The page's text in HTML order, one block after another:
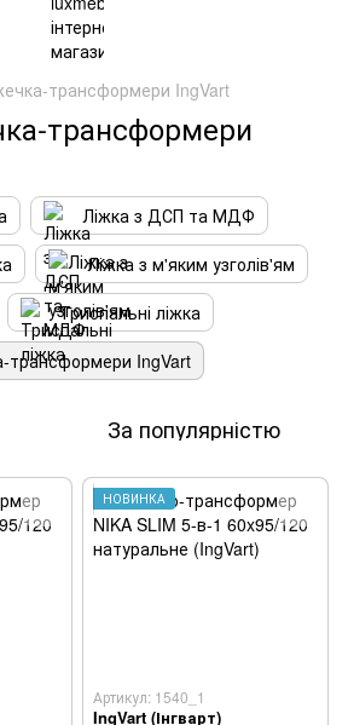
трансформери IngVart
трансформери
Ліжка з ДСП та МДФ
Ліжка з м'яким узголів'ям
Триспальні ліжка
трансформери IngVart
За популярністю
НОВИНКА
Артикул: 1540_1
IngVart (Інгварт)